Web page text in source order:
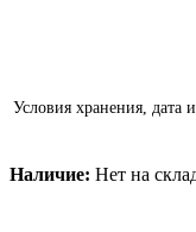
Условия хранения, дата
Наличие: Нет на